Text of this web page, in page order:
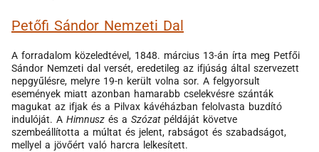
Petőfi Sándor Nemzeti Dal
A forradalom közeledtével, 1848. március 13-án írta meg Petfői
Sándor Nemzeti dal versét, eredetileg az ifjúság által szervezett
nepgyűlésre, melyre 19-n került volna sor. A felgyorsult
események miatt azonban hamarabb cselekvésre szánták
magukat az ifjak és a Pilvax kávéházban felolvasta buzdító
indulóját. A Himnusz és a Szózatpéldáját követve
szembeállította a múltat és jelent, rabságot és szabadságot,
mellyel a jövőért való harcra lelkesített.